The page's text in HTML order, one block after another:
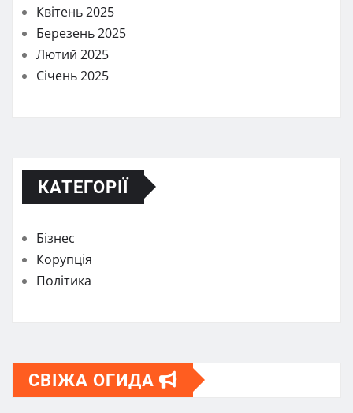
Квітень 2025
Березень 2025
Лютий 2025
Січень 2025
КАТЕГОРІЇ
Бізнес
Корупція
Політика
СВІЖА ОГИДА